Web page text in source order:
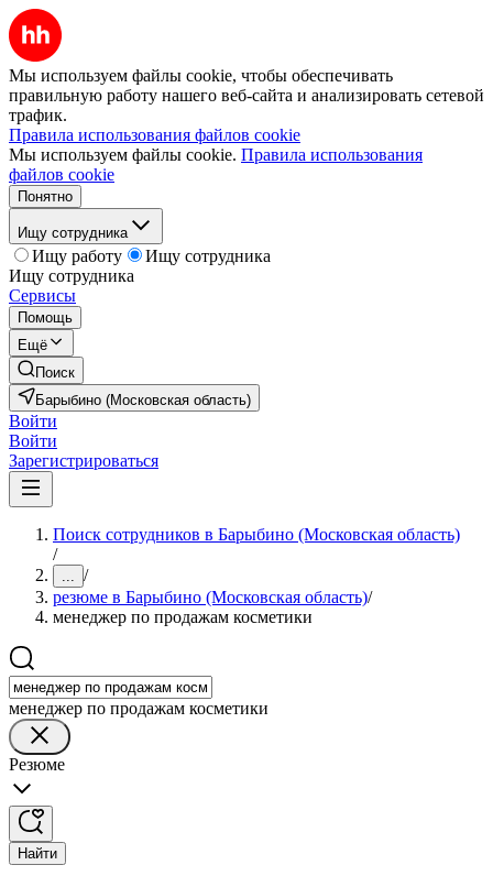
Мы используем файлы cookie, чтобы обеспечивать
правильную работу нашего веб-сайта и анализировать сетевой
трафик.
Правила использования файлов cookie
Мы используем файлы cookie. Правила использования
файлов cookie
Понятно
Ищу сотрудника
Ищу работу
Ищу сотрудника
Ищу сотрудника
Сервисы
Помощь
Ещё
Поиск
Барыбино (Московская область)
Войти
Войти
Зарегистрироваться
Поиск сотрудников в Барыбино (Московская область)
/
... /
резюме в Барыбино (Московская область)/
менеджер по продажам косметики
менеджер по продажам косметики
Резюме
Найти